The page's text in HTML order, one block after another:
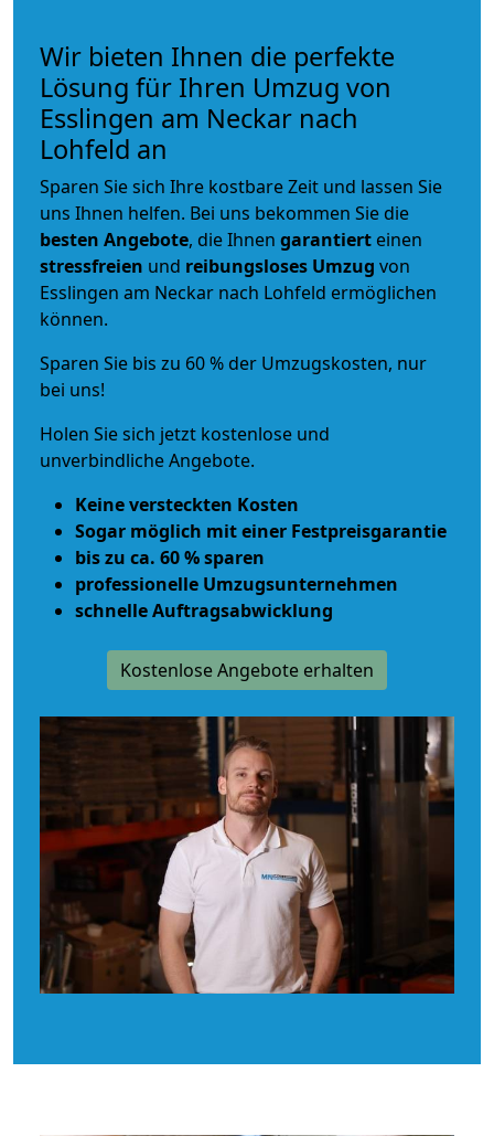
Wir bieten Ihnen die perfekte
Lösung für Ihren Umzug von
Esslingen am Neckar nach
Lohfeld an
Sparen Sie sich Ihre kostbare Zeit und lassen Sie
uns Ihnen helfen. Bei uns bekommen Sie die
besten Angebote, die Ihnen garantiert einen
stressfreien und reibungsloses Umzug von
Esslingen am Neckar nach Lohfeld ermöglichen
können.
Sparen Sie bis zu 60 % der Umzugskosten, nur
bei uns!
Holen Sie sich jetzt kostenlose und
unverbindliche Angebote.
Keine versteckten Kosten
Sogar möglich mit einer Festpreisgarantie
bis zu ca. 60 % sparen
professionelle Umzugsunternehmen
schnelle Auftragsabwicklung
Kostenlose Angebote erhalten